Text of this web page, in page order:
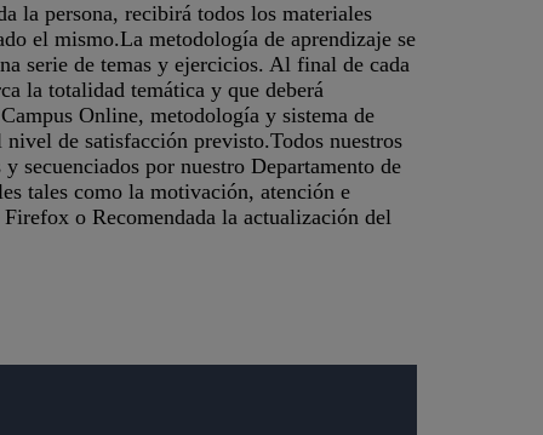
la persona, recibirá todos los materiales
el mismo.La metodología de aprendizaje se
serie de temas y ejercicios. Al final de cada
la totalidad temática y que deberá
Online, metodología y sistema de
de satisfacción previsto.Todos nuestros
secuenciados por nuestro Departamento de
tales como la motivación, atención e
o Recomendada la actualización del